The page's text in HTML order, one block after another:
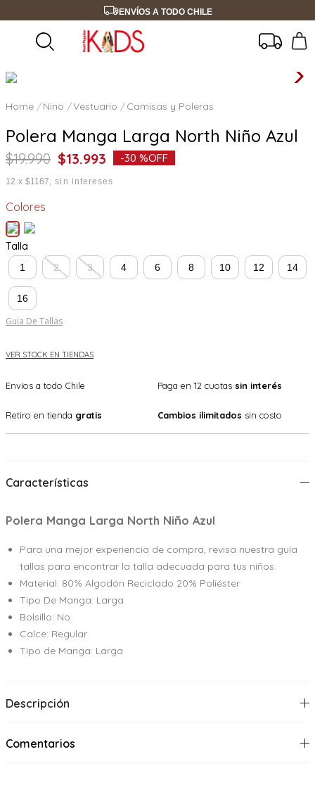
ENVÍOS A TODO CHILE
Nino Vestuario Camisas y Poleras
Polera Manga Larga North Niño Azul
$19.990 $13.993 -30 %OFF
12 x $1167 sin intereses
Colores
Talla
1 2 3 4 6 8 10 12 14
16
Guia De Tallas
VER STOCK EN TIENDAS
Envíos a todo Chile Paga en 12 cuotas sin interés
Retiro en tienda gratis Cambios ilimitados sin costo
Características
Polera Manga Larga North Niño Azul
Para una mejor experiencia de compra, revisa nuestra guía
tallas para encontrar la talla adecuada para tus niños.
Material: 80% Algodón Reciclado 20% Poliéster
Tipo De Manga: Larga
Bolsillo: No
Calce: Regular
Tipo de Manga: Larga
Descripción
Comentarios